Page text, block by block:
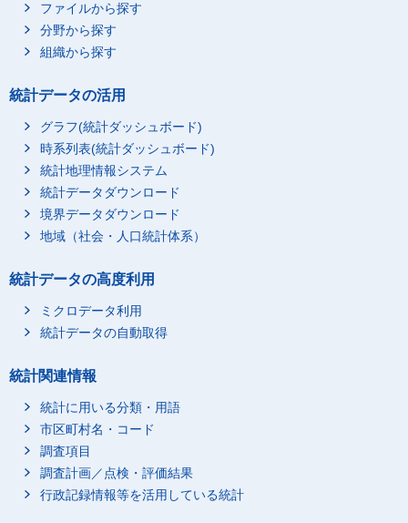
ファイルから探す
分野から探す
組織から探す
統計データの活用
グラフ(統計ダッシュボード)
時系列表(統計ダッシュボード)
統計地理情報システム
統計データダウンロード
境界データダウンロード
地域（社会・人口統計体系）
統計データの高度利用
ミクロデータ利用
統計データの自動取得
統計関連情報
統計に用いる分類・用語
市区町村名・コード
調査項目
調査計画／点検・評価結果
行政記録情報等を活用している統計